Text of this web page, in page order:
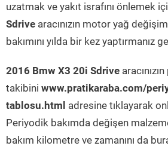
uzatmak ve yakıt israfını önlemek
Sdrive aracınızın motor yağ
bakımını yılda bir kez yaptırmanız
2016 Bmw X3 20i Sdrive
takibini www.pratikaraba.com/
tablosu.html adresine tıklayarak
Periyodik bakımda değişen
bakım kilometre ve zamanını da